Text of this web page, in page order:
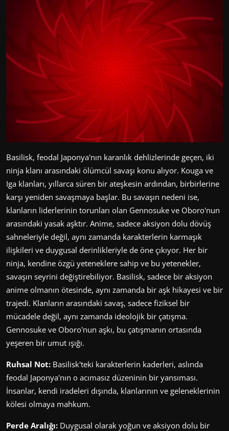
Basilisk, feodal Japonya'nın karanlık dehlizlerinde geçen, iki
ninja klanı arasındaki ölümcül savaşı konu alıyor. Kouga ve
Iga klanları, yıllarca süren bir ateşkesin ardından, birbirlerine
karşı yeniden savaşmaya başlar. Bu savaşın nedeni ise,
klanların liderlerinin torunları olan Gennosuke ve Oboro'nun
arasındaki yasak aşktır. Anime, sadece aksiyon dolu dövüş
sahneleriyle değil, aynı zamanda karakterlerin karmaşık
ilişkileri ve duygusal derinlikleriyle de öne çıkıyor. Her bir
ninja, kendine özgü yeteneklere sahip ve bu yetenekler,
savaşın seyrini değiştirebiliyor. Basilisk, sadece bir aksiyon
anime olmanın ötesinde, aynı zamanda bir aşk hikayesi ve bir
trajedi. Klanların arasındaki savaş, sadece fiziksel bir
mücadele değil, aynı zamanda ideolojik bir çatışma.
Gennosuke ve Oboro'nun aşkı, bu çatışmanın ortasında
yeşeren bir umut ışığı.
Ruhsal Not: Basilisk'teki karakterlerin kaderleri, aslında
feodal Japonya'nın o acımasız düzeninin bir yansıması.
İnsanlar, kendi iradeleri dışında, klanlarının ve geleneklerinin
kölesi olmaya mahkum.
Perde Aralığı: Duygusal olarak yoğun ve aksiyon dolu bir